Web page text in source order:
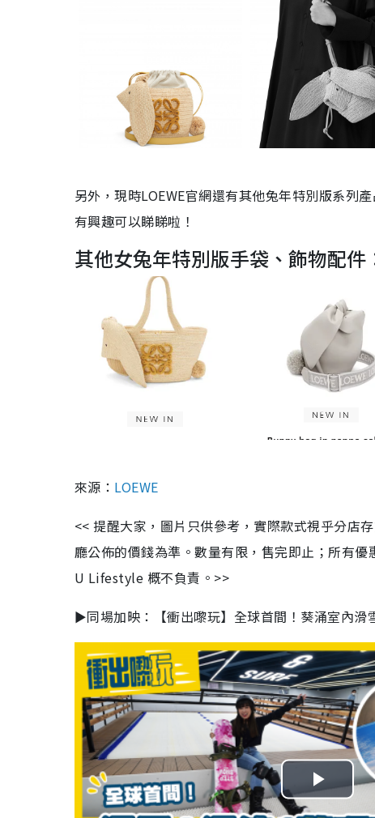
另外，現時LOEWE官網還有其他兔年特別版系列
有興趣可以睇睇啦！
其他女兔年特別版手袋、飾物配件
來源： LOEWE
<< 提醒大家，圖片只供參考，實際款式視乎分店
廳公佈的價錢為準。數量有限，售完即止；所有
U Lifestyle 概不負責。>>
►同場加映：【衝出嚟玩】全球首間！葵涌室內
P